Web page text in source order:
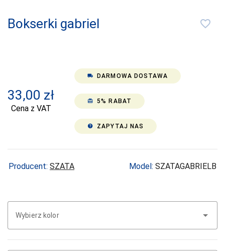
CORNETTE
COTONELLA
COTTON
DAREX
DE LAFENSE
DOCTOR-NAP
DONNA BC
Bokserki gabriel favorite_border
33,00 zł
Cena z VAT
local_shipping DARMOWA DOSTAWA
card_giftcard 5% RABAT
help ZAPYTAJ NAS
Producent: SZATA Model: SZATAGABRIELB
Wybierz kolor